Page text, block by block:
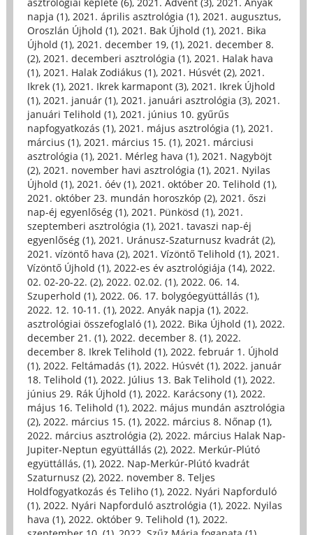
napja (1), 2021. április asztrológia (1), 2021. augusztus,
Oroszlán Újhold (1), 2021. Bak Újhold (1), 2021. Bika
Újhold (1), 2021. december 19, (1), 2021. december 8.
(2), 2021. decemberi asztrológia (1), 2021. Halak hava
(1), 2021. Halak Zodiákus (1), 2021. Húsvét (2), 2021.
Ikrek (1), 2021. Ikrek karmapont (3), 2021. Ikrek Újhold
(1), 2021. január (1), 2021. januári asztrológia (3), 2021.
januári Telihold (1), 2021. június 10. gyűrűs
napfogyatkozás (1), 2021. május asztrológia (1), 2021.
március (1), 2021. március 15. (1), 2021. márciusi
asztrológia (1), 2021. Mérleg hava (1), 2021. Nagyböjt
(2), 2021. november havi asztrológia (1), 2021. Nyilas
Újhold (1), 2021. óév (1), 2021. október 20. Telihold (1),
2021. október 23. mundán horoszkóp (2), 2021. őszi
nap-éj egyenlőség (1), 2021. Pünkösd (1), 2021.
szeptemberi asztrológia (1), 2021. tavaszi nap-éj
egyenlőség (1), 2021. Uránusz-Szaturnusz kvadrát (2),
2021. vízöntő hava (2), 2021. Vízöntő Telihold (1), 2021.
Vízöntő Újhold (1), 2022-es év asztrológiája (14), 2022.
02. 02-20-22. (2), 2022. 02.02. (1), 2022. 06. 14.
Szuperhold (1), 2022. 06. 17. bolygóegyüttállás (1),
2022. 12. 10-11. (1), 2022. Anyák napja (1), 2022.
asztrológiai összefoglaló (1), 2022. Bika Újhold (1), 2022.
december 21. (1), 2022. december 8. (1), 2022.
december 8. Ikrek Telihold (1), 2022. február 1. Újhold
(1), 2022. Feltámadás (1), 2022. Húsvét (1), 2022. január
18. Telihold (1), 2022. Július 13. Bak Telihold (1), 2022.
június 29. Rák Újhold (1), 2022. Karácsony (1), 2022.
május 16. Telihold (1), 2022. május mundán asztrológia
(2), 2022. március 15. (1), 2022. március 8. Nőnap (1),
2022. március asztrológia (2), 2022. március Halak Nap-
Jupiter-Neptun együttállás (2), 2022. Merkúr-Plútó
együttállás, (1), 2022. Nap-Merkúr-Plútó kvadrát
Szaturnusz (2), 2022. november 8. Teljes
Holdfogyatkozás és Teliho (1), 2022. Nyári Napforduló
(1), 2022. Nyári Napforduló asztrológia (1), 2022. Nyilas
hava (1), 2022. október 9. Telihold (1), 2022.